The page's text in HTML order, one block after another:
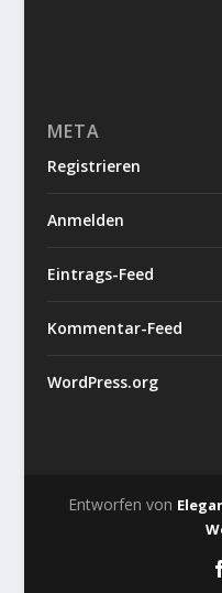
META
Registrieren
Anmelden
Eintrags-Feed
Kommentar-Feed
WordPress.org
Entworfen von